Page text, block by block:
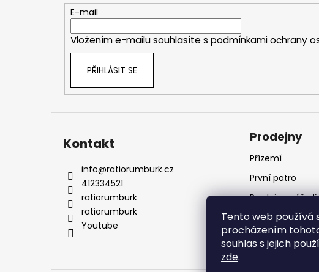
Tento web používá
procházením
souhlas s jejich
zde.
E-mail
Vložením e-mailu souhlasíte s podmínkami ochrany
PŘIHLÁSIT SE
Kontakt
info@ratiorumburk.cz
412334521
ratiorumburk
ratiorumburk
Youtube
Prodejny
Přízemí
První patro
Prodejna nářadí
Prodejna krmiv